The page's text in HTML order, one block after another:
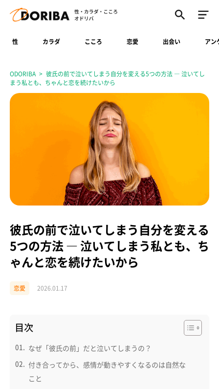
性 カラダ こころ 恋愛 出会い アン
ODORIBA
彼氏の前で泣いてしまう自分を変える5つの方法 ― 泣いてし
まう私とも、ちゃんと恋を続けたいから
彼氏の前で泣いてしまう自分を変える
5つの方法 ― 泣いてしまう私とも、ち
ゃんと恋を続けたいから
恋愛 2026.01.17
目次
なぜ「彼氏の前」だと泣いてしまうの？
付き合ってから、感情が動きやすくなるのは自然な
こと